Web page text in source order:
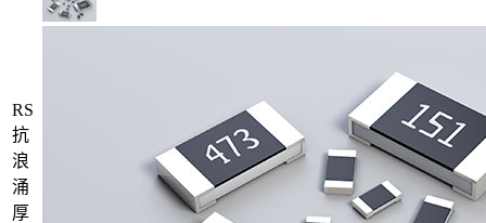
RS
抗
浪
涌
厚